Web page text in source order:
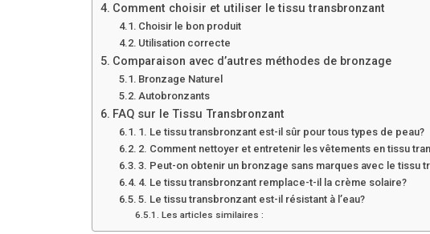
Comment choisir et utiliser le tissu transbronzant
Choisir le bon produit
Utilisation correcte
Comparaison avec d’autres méthodes de bronzage
Bronzage Naturel
Autobronzants
FAQ sur le Tissu Transbronzant
1. Le tissu transbronzant est-il sûr pour tous types de peau?
2. Comment nettoyer et entretenir les vêtements en tissu
3. Peut-on obtenir un bronzage sans marques avec le tissu
4. Le tissu transbronzant remplace-t-il la crème solaire?
5. Le tissu transbronzant est-il résistant à l’eau?
Les articles similaires :